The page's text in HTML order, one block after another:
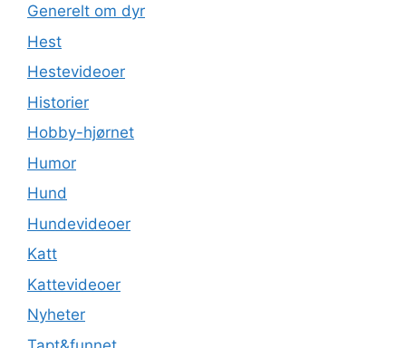
Generelt om dyr
Hest
Hestevideoer
Historier
Hobby-hjørnet
Humor
Hund
Hundevideoer
Katt
Kattevideoer
Nyheter